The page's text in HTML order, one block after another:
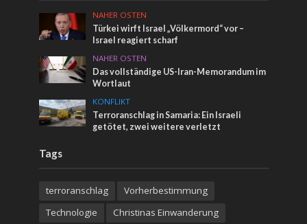
NAHER OSTEN
Türkei wirft Israel „Völkermord“ vor –
Israel reagiert scharf
NAHER OSTEN
Das vollständige US-Iran-Memorandum im
Wortlaut
KONFLIKT
Terroranschlag in Samaria: Ein Israeli
getötet, zwei weitere verletzt
Tags
terroranschlag
Vorherbestimmung
Technologie
Christinas Einwanderung